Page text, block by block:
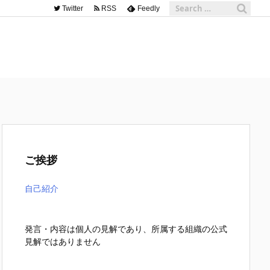
Twitter RSS Feedly
ご挨拶
自己紹介
発言・内容は個人の見解であり、所属する組織の公式
見解ではありません